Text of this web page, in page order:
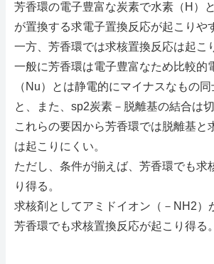
芳香環の電子豊富な炭素で水素（H）
が置換する求電子置換反応が起こりや
一方、芳香環では求核置換反応は起こ
一般に芳香環は電子豊富なため比較的
（Nu）とは静電的にマイナスなもの
と、また、sp2炭素－脱離基の結合は
これらの要因から芳香環では脱離基と
は起こりにくい。
ただし、条件が揃えば、芳香環でも求
り得る。
求核剤としてアミドイオン（－NH2）
芳香環でも求核置換反応が起こり得る。